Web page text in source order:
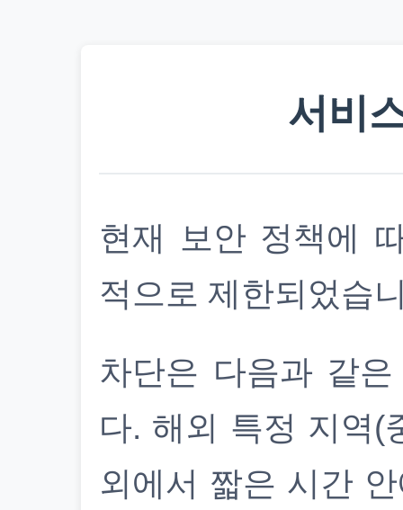
서비
현재 보안 정책에
적으로 제한되었습
차단은 다음과 같
다. 해외 특정 지역(
외에서 짧은 시간